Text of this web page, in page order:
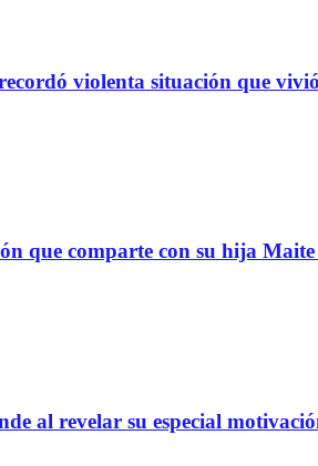
violenta situación que
que comparte con su hija
al revelar su especial